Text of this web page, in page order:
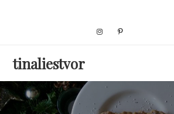
tinaliestvor